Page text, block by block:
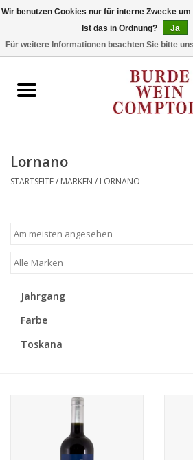
Stil
Marken
Lornano
STARTSEITE/ MARKEN / LORNANO
Jahrgang
Farbe
Toskana
Wir benutzen Cookies nur für interne Zwecke
Ist das in Ordnung?
Ja
Für weitere Informationen beachten Sie bitte